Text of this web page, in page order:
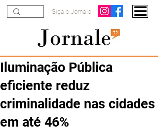
Siga o Jornale
Iluminação Pública
eficiente reduz
criminalidade nas cidades
em até 46%